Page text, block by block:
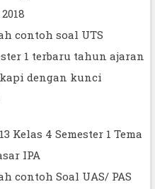
contoh soal UTS
1 terbaru tahun ajaran
dengan kunci
Kelas 4 Semester 1 Tema
IPA
contoh Soal UAS/ PAS